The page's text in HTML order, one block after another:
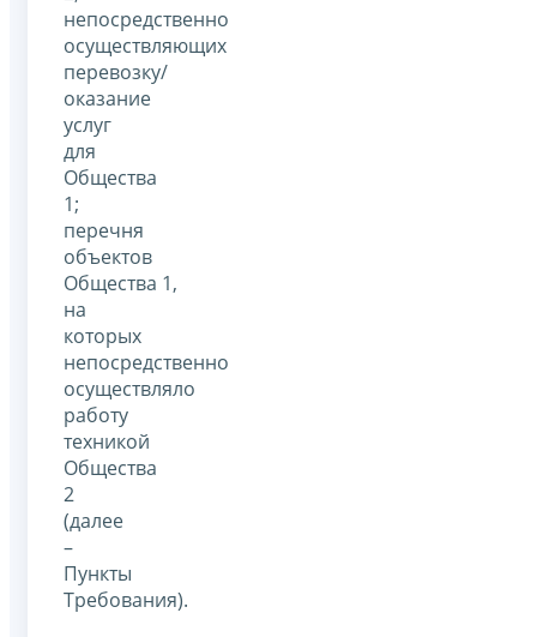
непосредственно
осуществляющих
перевозку/
оказание
услуг
для
Общества
1;
перечня
объектов
Общества 1,
на
которых
непосредственно
осуществляло
работу
техникой
Общества
2
(далее
–
Пункты
Требования).